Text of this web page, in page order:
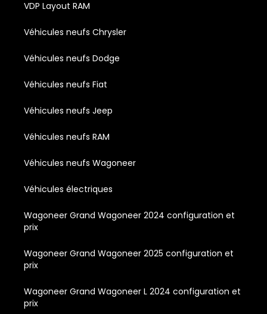
VDP Layout RAM
Véhicules neufs Chrysler
Véhicules neufs Dodge
Véhicules neufs Fiat
Véhicules neufs Jeep
Véhicules neufs RAM
Véhicules neufs Wagoneer
Véhicules électriques
Wagoneer Grand Wagoneer 2024 configuration et
prix
Wagoneer Grand Wagoneer 2025 configuration et
prix
Wagoneer Grand Wagoneer L 2024 configuration et
prix